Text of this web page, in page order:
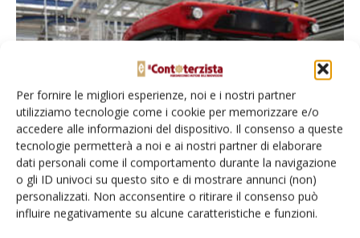
Per fornire le migliori esperienze, noi e i nostri partner
utilizziamo tecnologie come i cookie per memorizzare e/o
accedere alle informazioni del dispositivo. Il consenso a queste
tecnologie permetterà a noi e ai nostri partner di elaborare
dati personali come il comportamento durante la navigazione
o gli ID univoci su questo sito e di mostrare annunci (non)
personalizzati. Non acconsentire o ritirare il consenso può
influire negativamente su alcune caratteristiche e funzioni.
Trattori, vendite in calo nei primi sei mesi
in Italia e...
DiFrancesco Bartolozzi 16 Luglio 2020